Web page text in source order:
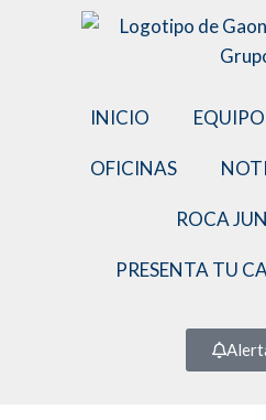
INICIO EQUIPO
OFICINAS
ROCA
PRESENTA TU